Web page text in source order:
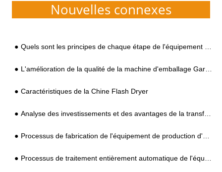
Nouvelles connexes
Quels sont les principes de chaque étape de l'équipement d'amidon de patate douce ?
L'amélioration de la qualité de la machine d'emballage Garri rendra les clients heureux
Caractéristiques de la Chine Flash Dryer
Analyse des investissements et des avantages de la transformation de l'amidon de patate douce
Processus de fabrication de l'équipement de production d'amidon de patate douce
Processus de traitement entièrement automatique de l'équipement de poudre Kudzu et explication détaillée du principe de traitement